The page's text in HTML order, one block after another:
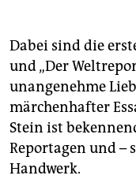
Dabei sind die
und „Der
unangenehme
märchenhafter
Stein ist
Reportagen und –
Handwerk.